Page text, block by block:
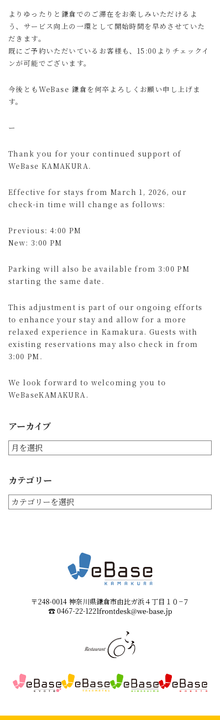
よりゆったりと鎌倉でのご滞在をお楽しみいただけるよ
う、サービス向上の一環として開始時間を早めさせていた
だきます。
既にご予約いただいているお客様も、15:00よりチェックイ
ンが可能でございます。
今後ともWeBase 鎌倉を何卒よろしくお願い申し上げま
す。
ー
Thank you for your continued support of
WeBase KAMAKURA.
Effective for stays from March 1, 2026, our
check-in time will change as follows:
Previous: 4:00 PM
New: 3:00 PM
Parking will also be available from 3:00 PM
starting the same date.
This adjustment is part of our ongoing efforts
to enhance your stay and allow for a more
relaxed experience in Kamakura. Guests with
existing reservations may also check in from
3:00 PM.
We look forward to welcoming you to
WeBaseKAMAKURA.
アーカイブ
カテゴリー
〒248-0014 神奈川県鎌倉市由比ガ浜４丁目１０−７
☎︎0467-22-1221